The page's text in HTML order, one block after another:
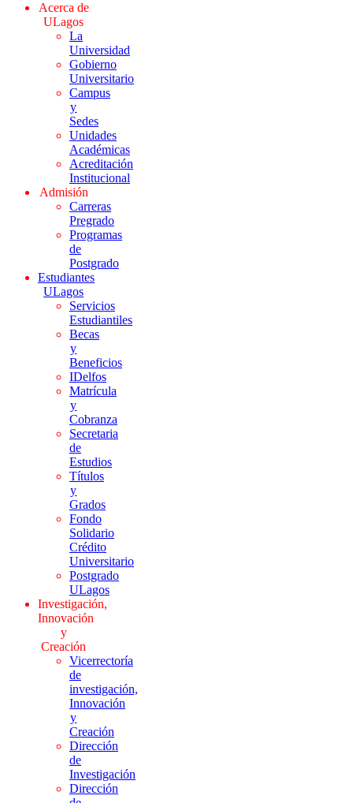
Acerca de
ULagos
La
Universidad
Gobierno
Universitario
Campus
y
Sedes
Unidades
Académicas
Acreditación
Institucional
Admisión
Carreras
Pregrado
Programas
de
Postgrado
Estudiantes
ULagos
Servicios
Estudiantiles
Becas
y
Beneficios
IDelfos
Matrícula
y
Cobranza
Secretaria
de
Estudios
Títulos
y
Grados
Fondo
Solidario
Crédito
Universitario
Postgrado
ULagos
Investigación,
Innovación
y
Creación
Vicerrectoría
de
investigación,
Innovación
y
Creación
Dirección
de
Investigación
Dirección